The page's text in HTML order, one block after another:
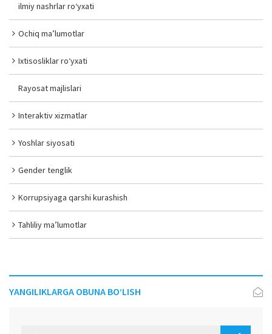
ilmiy nashrlar ro‘yxati
Ochiq ma’lumotlar
Ixtisosliklar ro‘yxati
Rayosat majlislari
Interaktiv xizmatlar
Yoshlar siyosati
Gender tenglik
Korrupsiyaga qarshi kurashish
Tahliliy ma’lumotlar
YANGILIKLARGA OBUNA BO‘LISH